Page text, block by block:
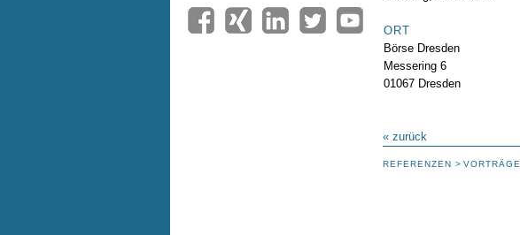
ORT
Börse Dresden
Messering 6
01067 Dresden
« zurück
REFERENZEN VORTRÄGE